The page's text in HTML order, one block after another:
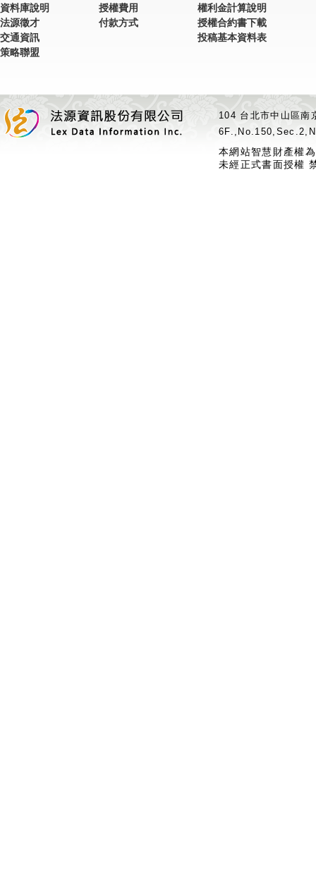
資料庫說明
法源徵才
交通資訊
策略聯盟
授權費用
付款方式
權利金計算說明
授權合約書下載
投稿基本資料表
104 台北市中山區
本網站智慧財產權
未經正式書面授權